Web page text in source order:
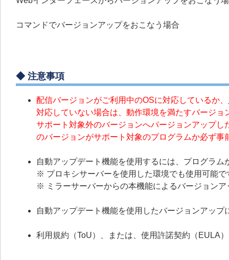
コマンドでバージョンアップをおこなう場合
◆ 注意事項
配信バージョンがご利用中のOSに対応しているか、
対応していない場合は、動作環境を満たすバージ
サポート対象外のバージョンへバージョンアップ
のバージョンがサポート対象のプログラムか必ず事
自動アップデート機能を使用するには、プログラ
※ プロキシサーバーを使用した環境でも使用可能で
※ ミラーサーバーからの本機能によるバージョンア
自動アップデート機能を使用したバージョンアッ
利用規約（ToU）、または、使用許諾契約（EULA